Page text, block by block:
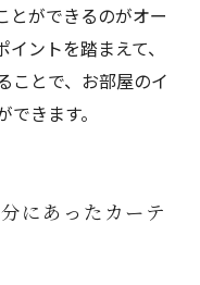
とができるのがオー
ントを踏まえて、
ことで、お部屋のイ
きます。
にあったカーテ